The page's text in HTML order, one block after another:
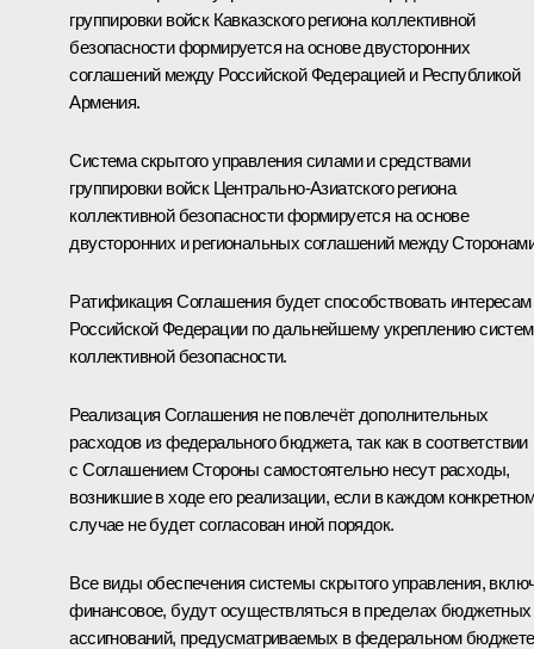
группировки войск Кавказского региона коллективной
безопасности формируется на основе двусторонних
соглашений между Российской Федерацией и Республикой
Армения.
Система скрытого управления силами и средствами
группировки войск Центрально-Азиатского региона
коллективной безопасности формируется на основе
двусторонних и региональных соглашений между
Ратификация Соглашения будет способствовать интересам
Российской Федерации по дальнейшему укреплению
коллективной безопасности.
Реализация Соглашения не повлечёт дополнительных
расходов из федерального бюджета, так как в соответствии
с Соглашением Стороны самостоятельно несут расходы,
возникшие в ходе его реализации, если в каждом
случае не будет согласован иной порядок.
Все виды обеспечения системы скрытого управления,
финансовое, будут осуществляться в пределах бюджетных
ассигнований, предусматриваемых в федеральном бюджете